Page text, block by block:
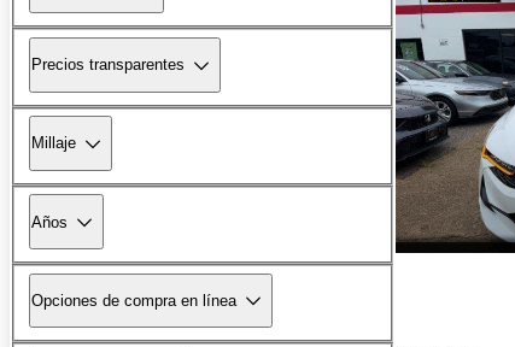
Precios transparentes
Millaje
Años
Opciones de compra en línea